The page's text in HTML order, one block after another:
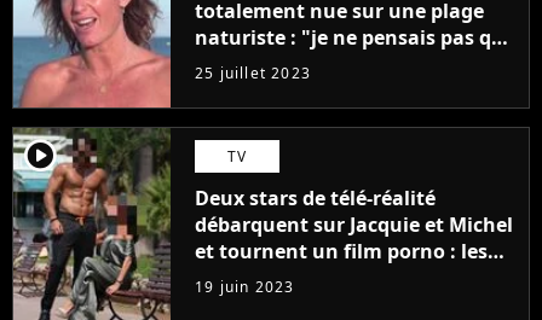
totalement nue sur une plage
naturiste : "je ne pensais pas que
j'arriverais à le faire..."
25 juillet 2023
player2 TV
Deux stars de télé-réalité
débarquent sur Jacquie et Michel
et tournent un film porno : les
premières images du tournage
(exclu)
19 juin 2023